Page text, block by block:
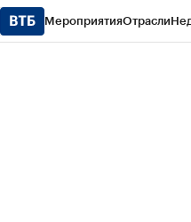
МероприятияОтрасли